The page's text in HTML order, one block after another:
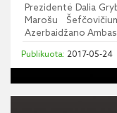
Prezidentė Dalia
Marošu
Azerbaidžano
2017-05-24